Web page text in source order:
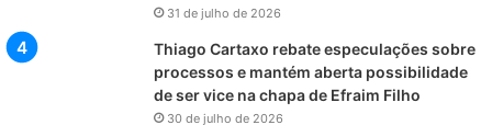
31 de julho de 2026
Thiago Cartaxo rebate especulações sobre
processos e mantém aberta possibilidade
de ser vice na chapa de Efraim Filho
30 de julho de 2026